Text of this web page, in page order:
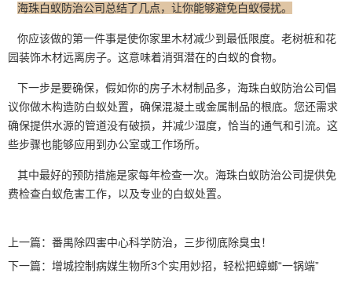
海珠白蚁防治公司总结了几点，让你能够避免白蚁侵扰。
你应该做的第一件事是使你家里木材减少到最低限度。老树桩和花
园装饰木材远离房子。这意味着消弭潜在的白蚁的食物。
下一步是要确保，假如你的房子木材制品多，海珠白蚁防治公司倡
议你做木构造防白蚁处置，确保混凝土或金属制品的根底。您还需求
确保提供水源的管道没有破损，并减少湿度，恰当的通气和引流。这
些步骤也能够应用到办公室或工作场所。
其中最好的预防措施是家每年检查一次。海珠白蚁防治公司提供免
费检查白蚁危害工作，以及专业的白蚁处置。
上一篇： 番禺除四害中心科学防治，三步彻底除臭虫！
下一篇： 增城控制病媒生物所3个实用妙招，轻松把蟑螂“一锅端”